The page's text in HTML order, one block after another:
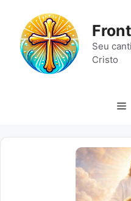
conteúdo
Seu
Cristo